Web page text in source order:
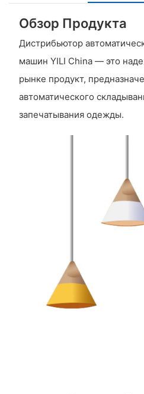
Обзор Продукта
Дистрибьютор
машин YILI China — это
рынке продукт,
автоматического
запечатывания одежды.